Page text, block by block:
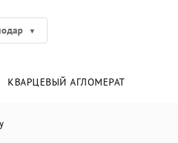
КВАРЦЕВЫЙ АГЛОМЕРАТ